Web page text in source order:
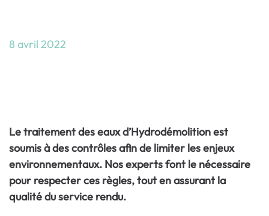
8 avril 2022
Le traitement des eaux d’Hydrodémolition est
soumis à des contrôles afin de limiter les enjeux
environnementaux. Nos experts font le nécessaire
pour respecter ces règles, tout en assurant la
qualité du service rendu.